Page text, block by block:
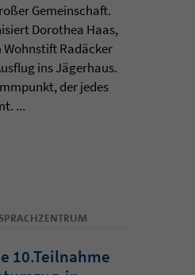
Gemeinschaft.
Dorothea Haas,
Radäcker
ins Jägerhaus.
der jedes
...
10.Teilnahme